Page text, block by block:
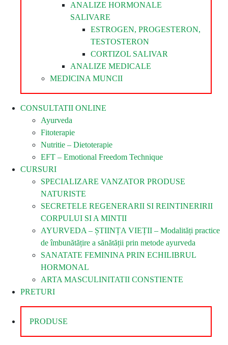
ANALIZE HORMONALE
SALIVARE
ESTROGEN, PROGESTERON,
TESTOSTERON
CORTIZOL SALIVAR
ANALIZE MEDICALE
MEDICINA MUNCII
CONSULTATII ONLINE
Ayurveda
Fitoterapie
Nutritie – Dietoterapie
EFT – Emotional Freedom Technique
CURSURI
SPECIALIZARE VANZATOR PRODUSE
NATURISTE
SECRETELE REGENERARII SI REINTINERIRII
CORPULUI SI A MINTII
AYURVEDA – ȘTIINȚA VIEȚII – Modalități practice
de îmbunătățire a sănătății prin metode ayurveda
SANATATE FEMININA PRIN ECHILIBRUL
HORMONAL
ARTA MASCULINITATII CONSTIENTE
PRETURI
PRODUSE